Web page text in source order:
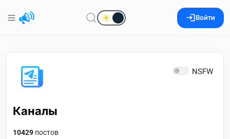
Войти
NSFW
Каналы
10429 постов